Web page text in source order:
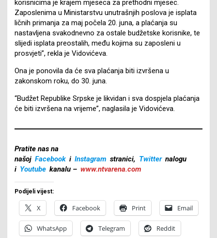
korisnicima je krajem mjeseca za prethodni mjesec.
Zaposlenima u Ministarstvu unutrašnjih poslova je isplata
ličnih primanja za maj počela 20. juna, a plaćanja su
nastavljena svakodnevno za ostale budžetske korisnike, te
slijedi isplata preostalih, među kojima su zaposleni u
prosvjeti”, rekla je Vidovićeva.
Ona je ponovila da će sva plaćanja biti izvršena u
zakonskom roku, do 30. juna.
“Budžet Republike Srpske je likvidan i sva dospjela plaćanja
će biti izvršena na vrijeme”, naglasila je Vidovićeva.
Pratite nas na
našoj Facebook i Instagram stranici, Twitter nalogu
i Youtube kanalu – www.ntvarena.com
Podijeli vijest:
X Facebook Print Email
WhatsApp Telegram Reddit